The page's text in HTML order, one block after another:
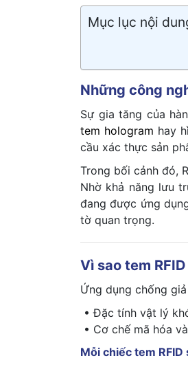
Mục lục nội
Những công
Sự gia tăng của
tem hologram hay
cầu xác thực sản
Trong bối cảnh đó,
Nhờ khả năng lưu
đang được ứng
tờ quan trọng.
Vì sao tem
Ứng dụng chống
• Đặc tính vật lý
• Cơ chế mã hóa
Mỗi chiếc tem